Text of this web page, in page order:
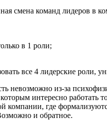
смена команд лидеров в
в 1 роли;
все 4 лидерские роли,
невозможно из-за
интересно работать
компании, где
и обратное.